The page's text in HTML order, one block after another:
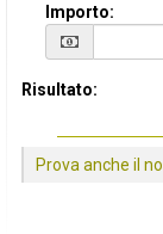
Importo:
Risultato:
Prova anche il